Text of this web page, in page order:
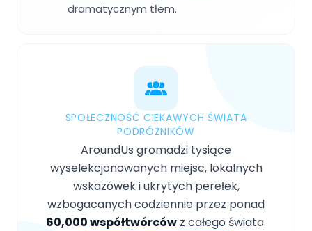
dramatycznym tłem.
SPOŁECZNOŚĆ CIEKAWYCH ŚWIATA
PODRÓŻNIKÓW
AroundUs gromadzi tysiące
wyselekcjonowanych miejsc, lokalnych
wskazówek i ukrytych perełek,
wzbogacanych codziennie przez ponad
60,000 współtwórców z całego świata.